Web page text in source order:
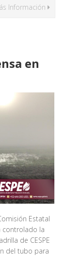
Información
en
Estatal
controlado la
de CESPE
del tubo para